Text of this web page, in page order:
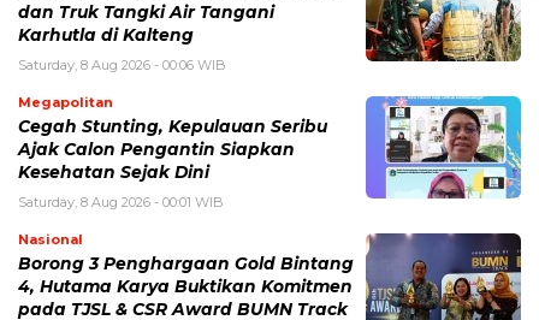
dan Truk Tangki Air Tangani
Karhutla di Kalteng
Saturday, 8 Aug 2026 - 00:06 WIB
Megapolitan
Cegah Stunting, Kepulauan Seribu
Ajak Calon Pengantin Siapkan
Kesehatan Sejak Dini
Saturday, 8 Aug 2026 - 00:01 WIB
Nasional
Borong 3 Penghargaan Gold Bintang
4, Hutama Karya Buktikan Komitmen
pada TJSL & CSR Award BUMN Track